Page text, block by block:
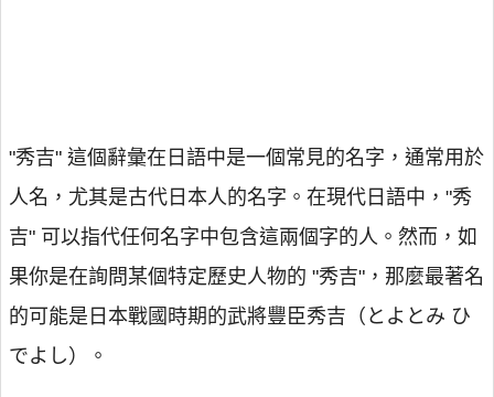
"秀吉" 這個辭彙在日語中是一個常見的名字，通常用於
人名，尤其是古代日本人的名字。在現代日語中，"秀
吉" 可以指代任何名字中包含這兩個字的人。然而，如
果你是在詢問某個特定歷史人物的 "秀吉"，那麼最著名
的可能是日本戰國時期的武將豐臣秀吉（とよとみ ひ
でよし）。